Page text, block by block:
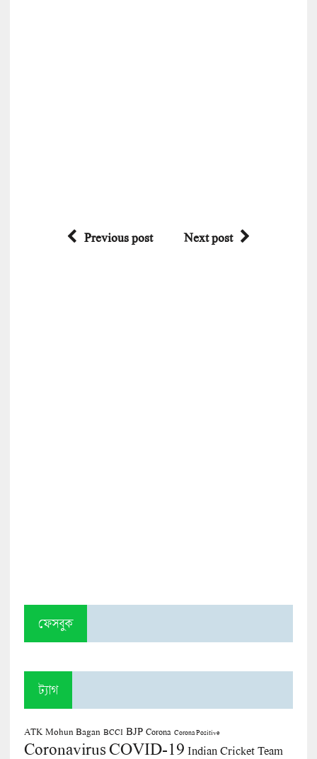
Previous post Next post
ফেসবুক
ট্যাগ
ATK Mohun Bagan BCCI BJP Corona Corona Positive
CoronavirusCOVID-19 Indian Cricket Team